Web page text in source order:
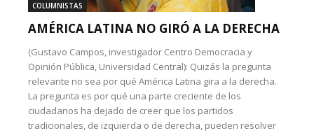
COLUMNISTAS
AMÉRICA LATINA NO GIRÓ A LA DERECHA
(Gustavo Campos, investigador Centro Democracia y
Opinión Pública, Universidad Central): Quizás la pregunta
relevante no sea por qué América Latina gira a la derecha.
La pregunta es por qué una parte creciente de los
ciudadanos ha dejado de creer que los partidos
tradicionales, de izquierda o de derecha, pueden resolver